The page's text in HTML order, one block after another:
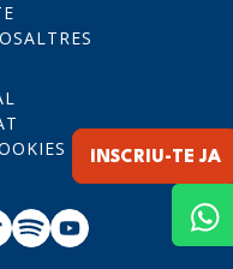
INSCRIU-TE JA